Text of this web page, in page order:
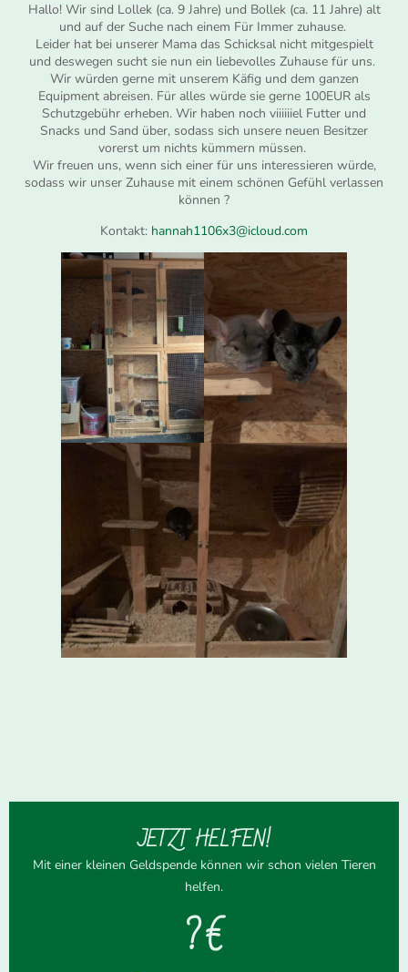
Hallo! Wir sind Lollek (ca. 9 Jahre) und Bollek (ca. 11 Jahre) alt
und auf der Suche nach einem Für Immer zuhause.
Leider hat bei unserer Mama das Schicksal nicht mitgespielt
und deswegen sucht sie nun ein liebevolles Zuhause für uns.
Wir würden gerne mit unserem Käfig und dem ganzen
Equipment abreisen. Für alles würde sie gerne 100EUR als
Schutzgebühr erheben. Wir haben noch viiiiiiel Futter und
Snacks und Sand über, sodass sich unsere neuen Besitzer
vorerst um nichts kümmern müssen.
Wir freuen uns, wenn sich einer für uns interessieren würde,
sodass wir unser Zuhause mit einem schönen Gefühl verlassen
können ?
Kontakt: hannah1106x3@icloud.com
JETZT HELFEN!
Mit einer kleinen Geldspende können wir schon vielen Tieren
helfen.
? €